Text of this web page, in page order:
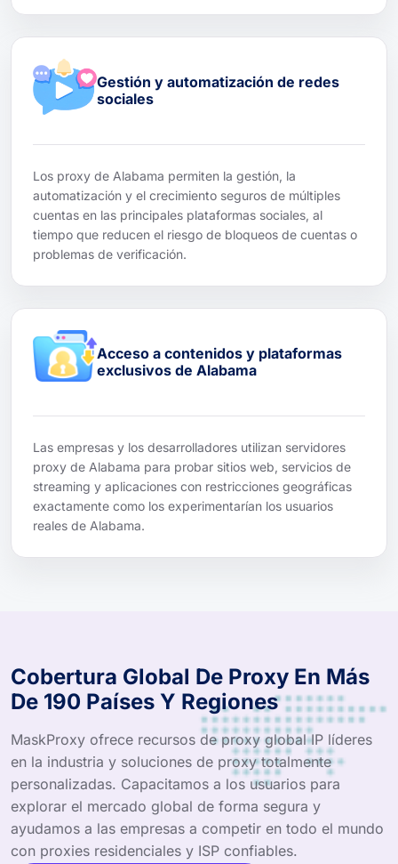
Gestión y automatización de redes
sociales
Los proxy de Alabama permiten la gestión, la
automatización y el crecimiento seguros de múltiples
cuentas en las principales plataformas sociales, al
tiempo que reducen el riesgo de bloqueos de cuentas o
problemas de verificación.
Acceso a contenidos y plataformas
exclusivos de Alabama
Las empresas y los desarrolladores utilizan servidores
proxy de Alabama para probar sitios web, servicios de
streaming y aplicaciones con restricciones geográficas
exactamente como los experimentarían los usuarios
reales de Alabama.
Cobertura Global De Proxy En Más
De 190 Países Y Regiones
MaskProxy ofrece recursos de proxy global IP líderes
en la industria y soluciones de proxy totalmente
personalizadas. Capacitamos a los usuarios para
explorar el mercado global de forma segura y
ayudamos a las empresas a competir en todo el mundo
con proxies residenciales y ISP confiables.